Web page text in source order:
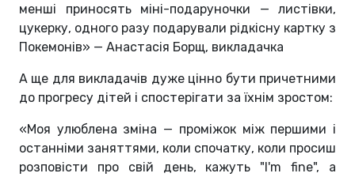
менші приносять міні-подаруночки — листівки,
цукерку, одного разу подарували рідкісну картку з
Покемонів» — Анастасія Борщ, викладачка
А ще для викладачів дуже цінно бути причетними
до прогресу дітей і спостерігати за їхнім зростом:
«Моя улюблена зміна — проміжок між першими і
останніми заняттями, коли спочатку, коли просиш
розповісти про свій день, кажуть "I'm fine", а